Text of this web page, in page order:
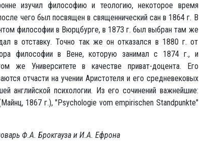
изучил философию и теологию, некоторое время
чего был посвящен в священнический сан в 1864 г. В
философии в Вюрцбурге, в 1873 г. был выбран там же
в отставку. Точно так же он отказался в 1880 г. от
философии в Вене, которую занимал с 1874 г., и
же Университете в качестве приват-доцента. Его
отчасти на учении Аристотеля и его средневековых
английской психологии. Из его сочинений важнейшие:
1867 г.), "Psychologie vom empirischen Standpunkte"
Ф.А. Брокгауза и И.А. Ефрона